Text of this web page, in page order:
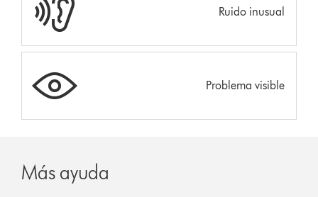
Ruido inusual
Problema visible
Más ayuda